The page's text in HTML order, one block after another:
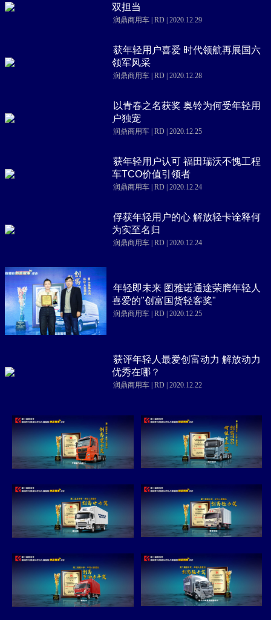
双担当
润鼎商用车 | RD | 2020.12.29
获年轻用户喜爱 时代领航再展国六
领军风采
润鼎商用车 | RD | 2020.12.28
以青春之名获奖 奥铃为何受年轻用
户独宠
润鼎商用车 | RD | 2020.12.25
获年轻用户认可 福田瑞沃不愧工程
车TCO价值引领者
润鼎商用车 | RD | 2020.12.24
俘获年轻用户的心 解放轻卡诠释何
为实至名归
润鼎商用车 | RD | 2020.12.24
年轻即未来 图雅诺通途荣膺年轻人
喜爱的"创富国货轻客奖"
润鼎商用车 | RD | 2020.12.25
获评年轻人最爱创富动力 解放动力
优秀在哪？
润鼎商用车 | RD | 2020.12.22